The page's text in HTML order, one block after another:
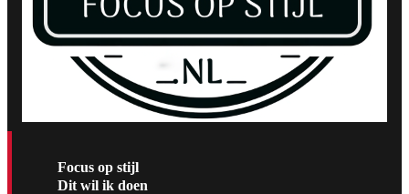
Focus op stijl
Dit wil ik doen